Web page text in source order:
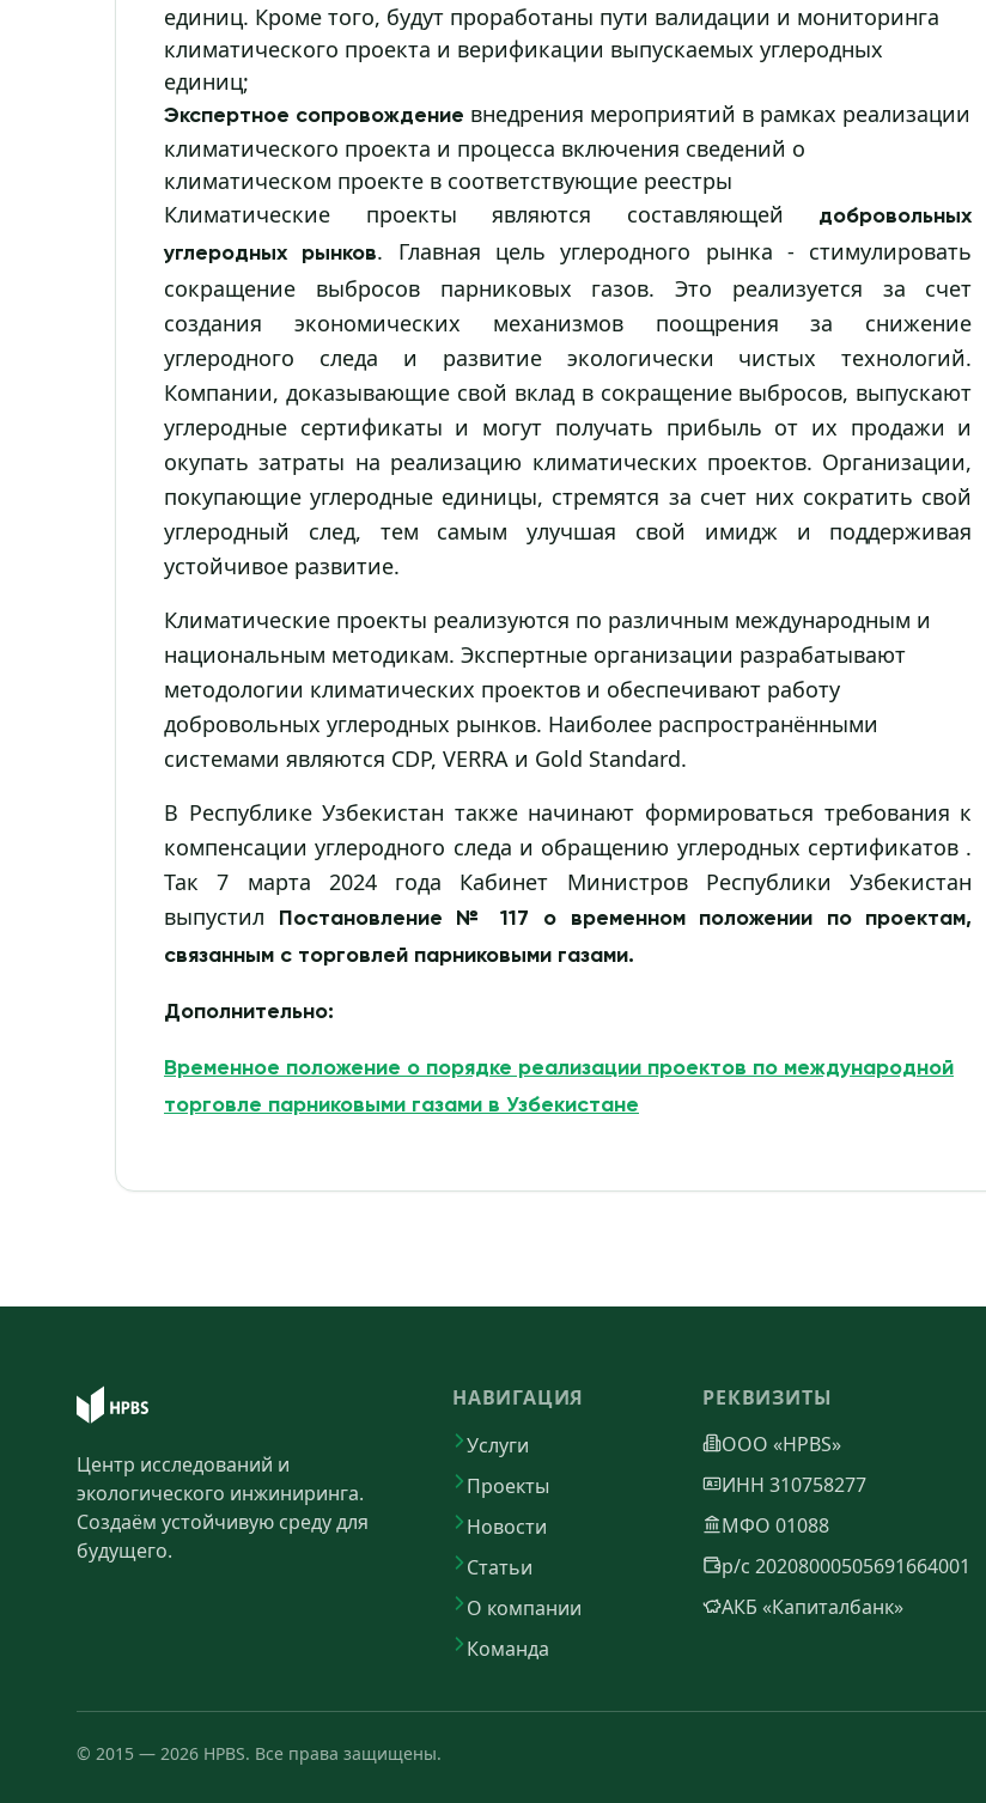
единиц. Кроме того, будут проработаны пути валидации и мониторинга
климатического проекта и верификации выпускаемых углеродных
единиц;
Экспертное сопровождение внедрения мероприятий в рамках реализации
климатического проекта и процесса включения сведений о
климатическом проекте в соответствующие реестры
Климатические проекты являются составляющей
добровольных
углеродных рынков. Главная цель углеродного рынка - стимулировать
сокращение выбросов парниковых газов. Это реализуется за счет
создания экономических механизмов поощрения за снижение
углеродного следа и развитие экологически чистых технологий.
Компании, доказывающие свой вклад в сокращение выбросов, выпускают
углеродные сертификаты и могут получать прибыль от их продажи и
окупать затраты на реализацию климатических проектов. Организации,
покупающие углеродные единицы, стремятся за счет них сократить свой
углеродный след, тем самым улучшая свой имидж и поддерживая
устойчивое развитие.
Климатические проекты реализуются по различным международным и
национальным методикам. Экспертные организации разрабатывают
методологии климатических проектов и обеспечивают работу
добровольных углеродных рынков. Наиболее распространёнными
системами являются CDP, VERRA и Gold Standard.
В Республике Узбекистан также начинают формироваться требования к
компенсации углеродного следа и обращению углеродных сертификатов .
Так 7 марта 2024 года Кабинет Министров Республики Узбекистан
выпустил
Постановление № 117 о временном положении по проектам,
связанным с торговлей парниковыми газами.
Дополнительно:
Временное положение о порядке реализации проектов по международной
торговле парниковыми газами в Узбекистане
Центр исследований и
экологического инжиниринга.
Создаём устойчивую среду для
будущего.
НАВИГАЦИЯ
Услуги
Проекты
Новости
Статьи
О компании
Команда
РЕКВИЗИТЫ
ООО «HPBS»
ИНН 310758277
МФО 01088
р/с 20208000505691664001
АКБ «Капиталбанк»
© 2015 — 2026 HPBS. Все права защищены.